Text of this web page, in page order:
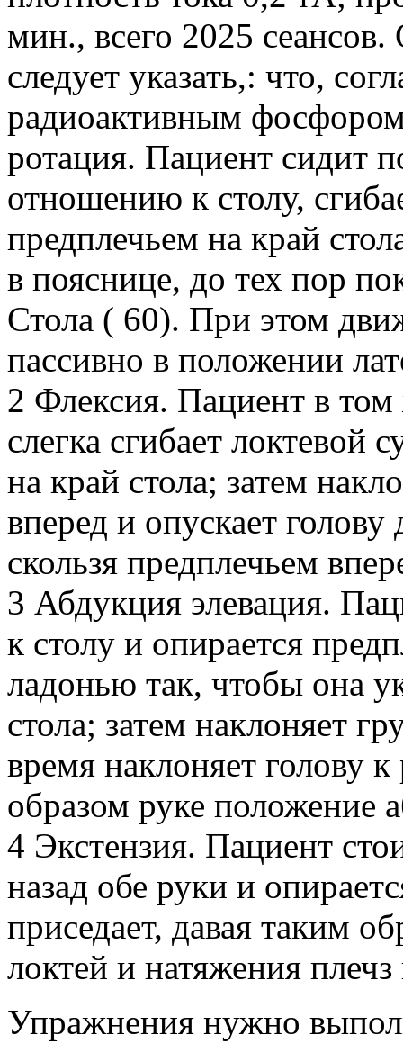
мин., всего 2025 сеансов.
следует указать,: что,
радиоактивным
ротация. Пациент сидит
отношению к столу,
предплечьем на край
в пояснице, до тех пор
Стола ( 60). При этом
пассивно в положении
2 Флексия. Пациент в
слегка сгибает локтевой
на край стола; затем
вперед и опускает
скользя предплечьем
3 Абдукция элевация.
к столу и опирается
ладонью так, чтобы она
стола; затем наклоняет
время наклоняет голову
образом руке положение
4 Экстензия. Пациент
назад обе руки и
приседает, давая таким
локтей и натяжения
Упражнения нужно